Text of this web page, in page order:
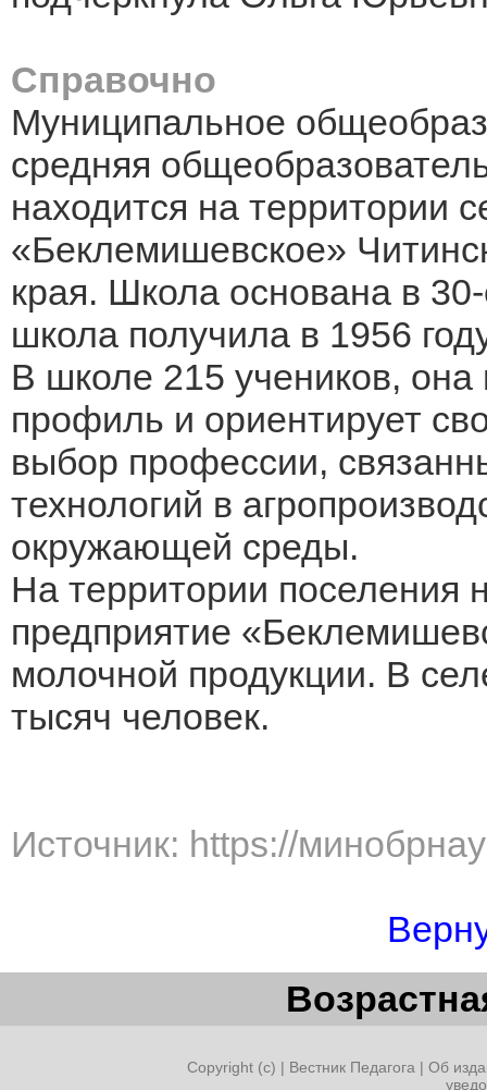
Справочно
Муниципальное
средняя
находится на территории
«Беклемишевское»
края. Школа основана в
школа получила в 1956
В школе 215 учеников, она
профиль и ориентирует
выбор профессии,
технологий в
окружающей среды.
На территории поселения
предприятие
молочной продукции. В
тысяч человек.
Источник: https://
Copyright (c) | Вестник Педагога | Об